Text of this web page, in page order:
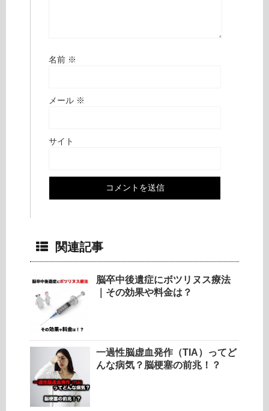
名前 ※
メール ※
サイト
関連記事
脳卒中後遺症にボツリヌス療法
｜その効果や料金は？
一過性脳虚血発作（TIA）ってど
んな病気？脳梗塞の前兆！？